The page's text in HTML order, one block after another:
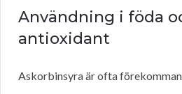
Användning i föda
antioxidant
Askorbinsyra är ofta